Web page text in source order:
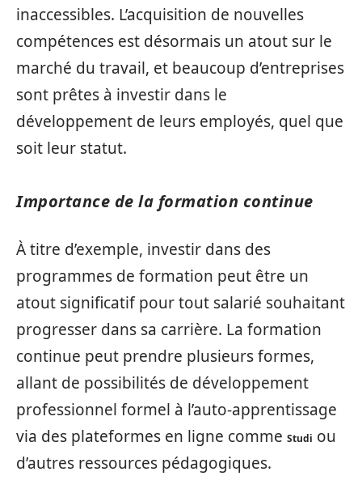
inaccessibles. L’acquisition de nouvelles
compétences est désormais un atout sur le
marché du travail, et beaucoup d’entreprises
sont prêtes à investir dans le
développement de leurs employés, quel que
soit leur statut.
Importance de la formation continue
À titre d’exemple, investir dans des
programmes de formation peut être un
atout significatif pour tout salarié souhaitant
progresser dans sa carrière. La formation
continue peut prendre plusieurs formes,
allant de possibilités de développement
professionnel formel à l’auto-apprentissage
via des plateformes en ligne comme Studi ou
d’autres ressources pédagogiques.